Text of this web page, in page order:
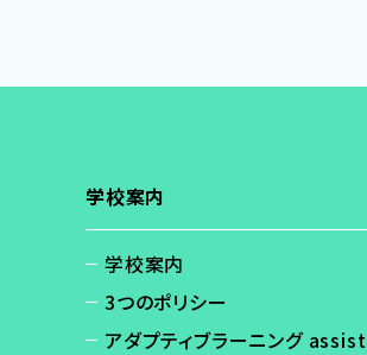
学校案内
学校案内
3つのポリシー
アダプティブラーニング assist